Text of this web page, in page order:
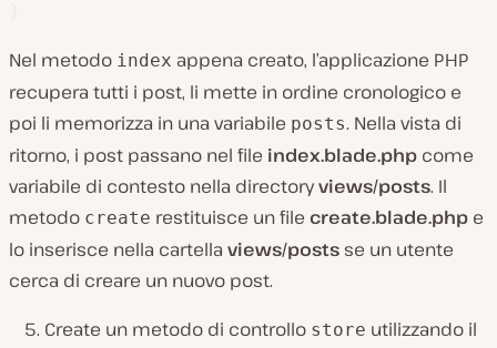
Nel metodo index appena creato, l’applicazione PHP
recupera tutti i post, li mette in ordine cronologico e
poi li memorizza in una variabile posts. Nella vista di
ritorno, i post passano nel file index.blade.php come
variabile di contesto nella directoryviews/posts. Il
metodo create restituisce un file create.blade.php e
lo inserisce nella cartella views/posts se un utente
cerca di creare un nuovo post.
Create un metodo di controllo store utilizzando il